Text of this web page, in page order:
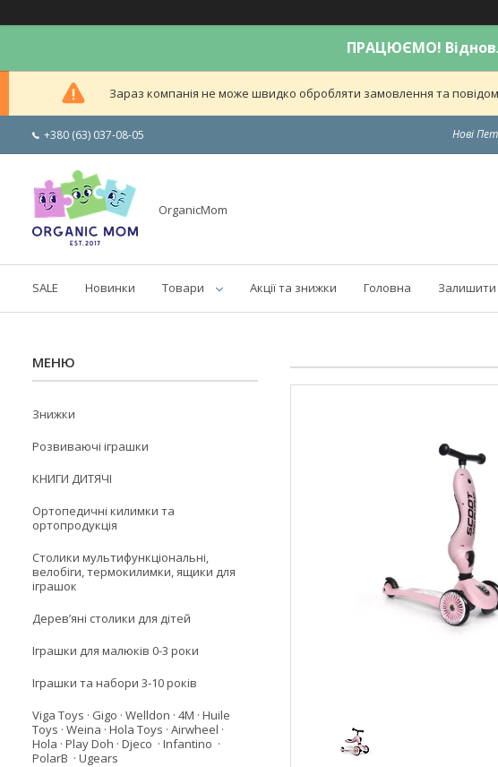
ПРАЦЮЄМО!
Зараз компанія не може швидко обробляти замовлення та
+380 (63) 037-08-05 Нові
OrganicMom
SALE Новинки Товари Акції та знижки Головна Залишити
Знижки
Розвиваючі іграшки
КНИГИ ДИТЯЧІ
Ортопедичні килимки та
ортопродукція
Столики мультифункціональні,
велобіги, термокилимки, ящики для
іграшок
Деревʼяні столики для дітей
Іграшки для малюків 0-3 роки
Іграшки та набори 3-10 років
Viga Toys · Gigo · Welldon · 4M · Huile
Toys · Weina · Hola Toys · Airwheel ·
Hola · Play Doh · Djeco · Infantino ·
PolarB · Ugears